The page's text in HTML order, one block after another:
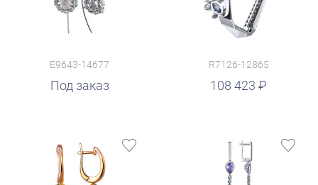
E9643-14677
Под заказ
R7126-12865
108 423
руб.